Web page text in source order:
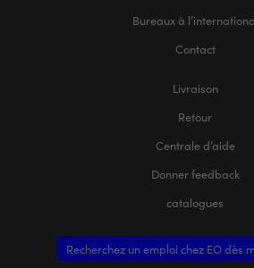
Bureaux à
Contact
Livraison
Retour
Centrale d’aide
Donner feedback
catalogues
Recherchez un emploi chez EO dès